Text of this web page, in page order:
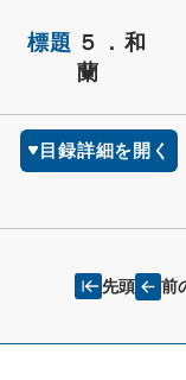
標題 ５．和
蘭
目録詳細を開く
先頭 前